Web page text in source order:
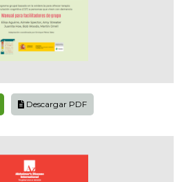
Descargar PDF